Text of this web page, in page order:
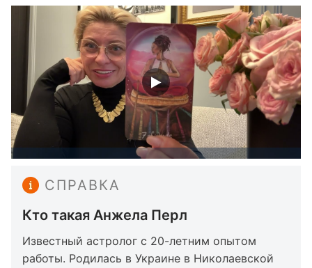
СПРАВКА
Кто такая Анжела Перл
Известный астролог с 20-летним опытом
работы. Родилась в Украине в Николаевской